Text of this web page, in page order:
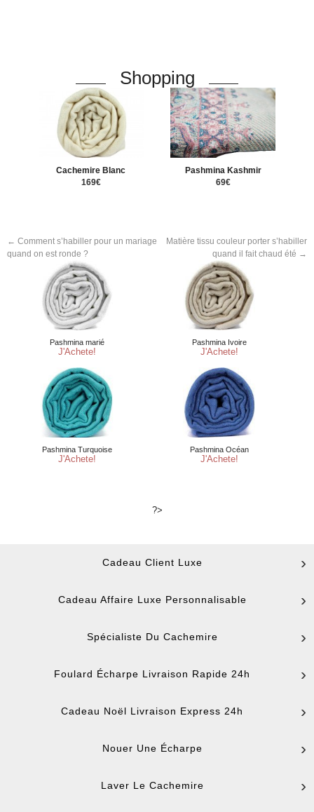
Shopping
Cachemire Blanc
169€
Pashmina Kashmir
69€
← Comment s’habiller pour un mariage
quand on est ronde ?
Matière tissu couleur porter s’habiller
quand il fait chaud été →
?>
Cadeau Client Luxe
Cadeau Affaire Luxe Personnalisable
Spécialiste Du Cachemire
Foulard Écharpe Livraison Rapide 24h
Cadeau Noël Livraison Express 24h
Nouer Une Écharpe
Laver Le Cachemire